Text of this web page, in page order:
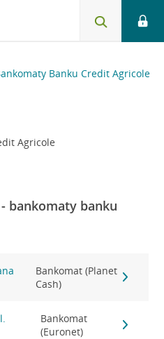
Banku Credit Agricole
Agricole
bankomaty banku
Bankomat (Planet
Cash)
Bankomat
(Euronet)